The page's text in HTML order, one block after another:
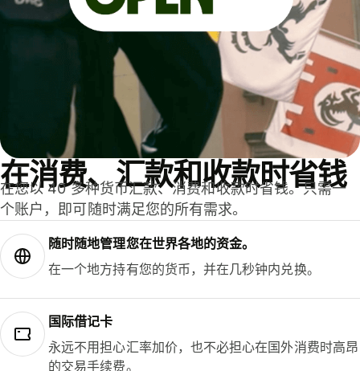
在消费、汇款和收款时省钱
在您以 40 多种货币汇款、消费和收款时省钱。只需一
个账户，即可随时满足您的所有需求。
随时随地管理您在世界各地的资金。
在一个地方持有您的货币，并在几秒钟内兑换。
国际借记卡
永远不用担心汇率加价，也不必担心在国外消费时高昂
的交易手续费。